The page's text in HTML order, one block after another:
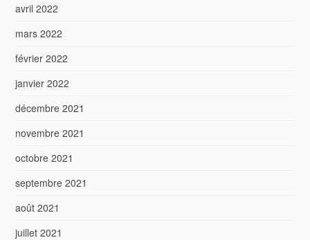
avril 2022
mars 2022
février 2022
janvier 2022
décembre 2021
novembre 2021
octobre 2021
septembre 2021
août 2021
juillet 2021